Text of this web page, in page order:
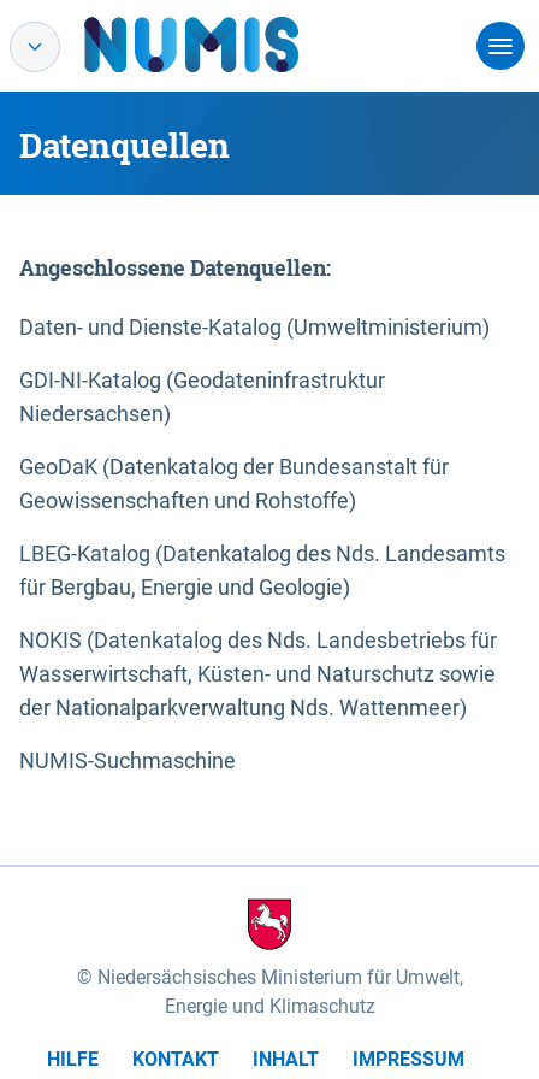
Datenquellen
Angeschlossene Datenquellen:
Daten- und Dienste-Katalog (Umweltministerium)
GDI-NI-Katalog (Geodateninfrastruktur
Niedersachsen)
GeoDaK (Datenkatalog der Bundesanstalt für
Geowissenschaften und Rohstoffe)
LBEG-Katalog (Datenkatalog des Nds. Landesamts
für Bergbau, Energie und Geologie)
NOKIS (Datenkatalog des Nds. Landesbetriebs für
Wasserwirtschaft, Küsten- und Naturschutz sowie
der Nationalparkverwaltung Nds. Wattenmeer)
NUMIS-Suchmaschine
Niedersächsisches Ministerium für Umwelt,
Energie und Klimaschutz
HILFE KONTAKT INHALT
IMPRESSUM